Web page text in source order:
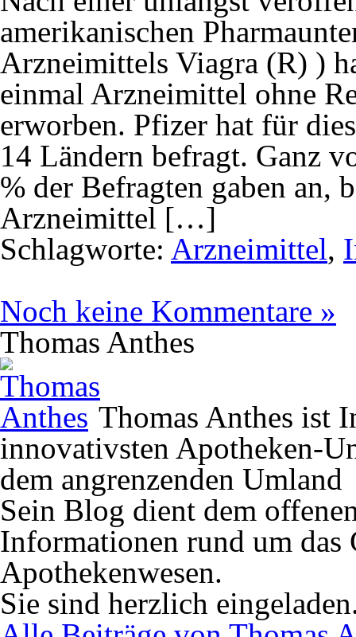
amerikanischen
Arzneimittels Viagra (R) )
einmal Arzneimittel ohne
erworben. Pfizer hat für
14 Ländern befragt. Ganz
% der Befragten gaben an,
Arzneimittel […]
Schlagworte: Arzneimittel,
Noch keine Kommentare »
Thomas Anthes
Thomas Anthes ist
innovativsten Apotheken-
dem angrenzenden Umland
Sein Blog dient dem
Informationen rund um das
Apothekenwesen.
Sie sind herzlich